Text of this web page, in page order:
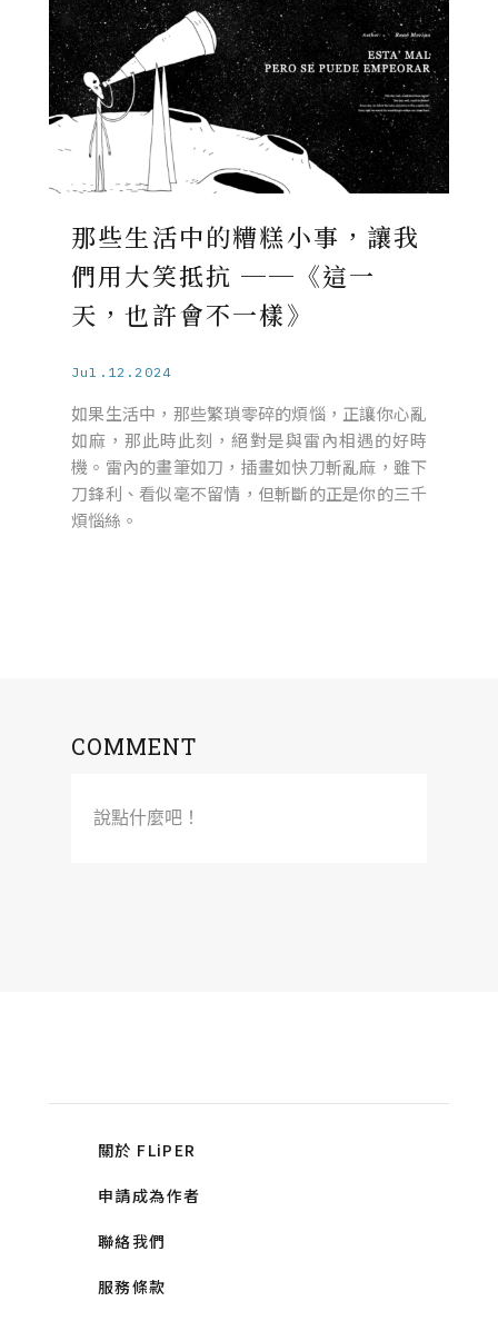
那些生活中的糟糕小事，讓我
們用大笑抵抗 ──《這一
天，也許會不一樣》
Jul.12.2024
如果生活中，那些繁瑣零碎的煩惱，正讓你心亂
如麻，那此時此刻，絕對是與雷內相遇的好時
機。雷內的畫筆如刀，插畫如快刀斬亂麻，雖下
刀鋒利、看似毫不留情，但斬斷的正是你的三千
煩惱絲。
COMMENT
說點什麼吧！
關於 FLiPER
申請成為作者
聯絡我們
服務條款